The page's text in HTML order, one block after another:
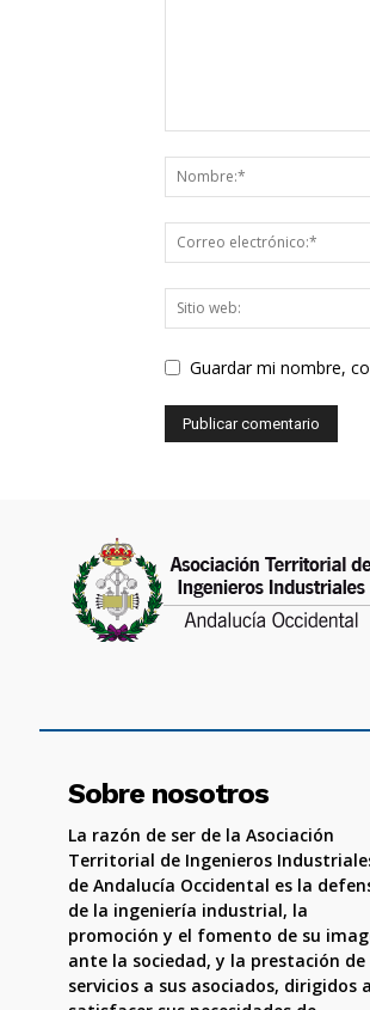
Guardar mi nombre,
Sobre nosotros
La razón de ser de la Asociación
Territorial de Ingenieros
de Andalucía Occidental es la
de la ingeniería industrial, la
promoción y el fomento de su
ante la sociedad, y la prestación de
servicios a sus asociados, dirigidos a